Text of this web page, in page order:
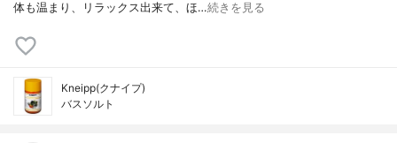
体も温まり、リラックス出来て、ほ…続きを見る
Kneipp(クナイプ)
バスソルト